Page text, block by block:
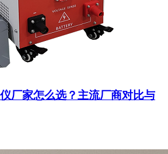
厂家怎么选？主流厂商对比与